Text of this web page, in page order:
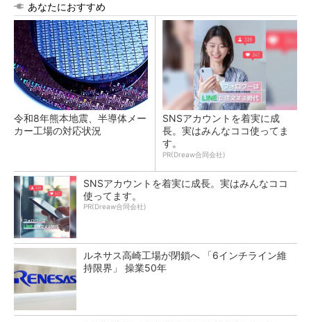
あなたにおすすめ
令和8年熊本地震、半導体メー
カー工場の対応状況
SNSアカウントを着実に成
長。実はみんなココ使ってま
す。
PR(Dreaw合同会社)
SNSアカウントを着実に成長。実はみんなココ
使ってます。
PR(Dreaw合同会社)
ルネサス高崎工場が閉鎖へ 「6インチライン維
持限界」 操業50年